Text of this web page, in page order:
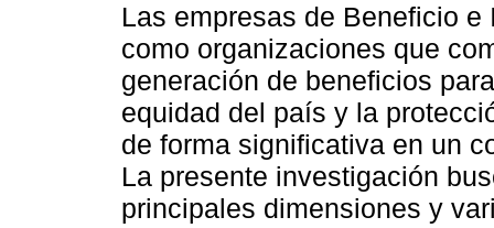
Las empresas de Beneficio
como organizaciones que
generación de beneficios
equidad del país y la
de forma significativa en un
La presente investigación
principales dimensiones y